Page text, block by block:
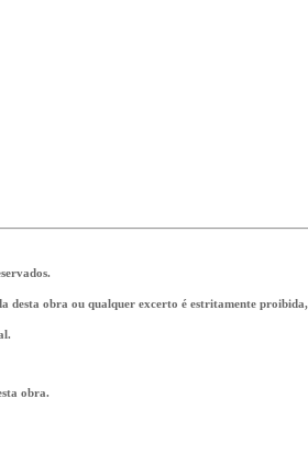
desta obra ou qualquer excerto é estritamente proibida,
obra.